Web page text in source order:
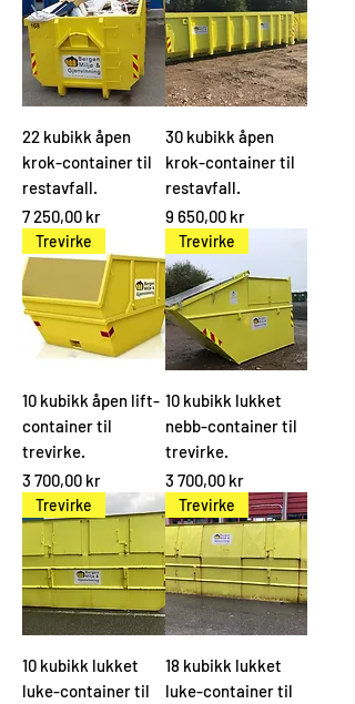
22 kubikk åpen
krok-container til
restavfall.
Pris
7 250,00 kr
30 kubikk åpen
krok-container til
restavfall.
Pris
9 650,00 kr
Trevirke
10 kubikk åpen lift-
container til
trevirke.
Pris
3 700,00 kr
Trevirke
10 kubikk lukket
nebb-container til
trevirke.
Pris
3 700,00 kr
Trevirke
10 kubikk lukket
luke-container til
Trevirke
18 kubikk lukket
luke-container til